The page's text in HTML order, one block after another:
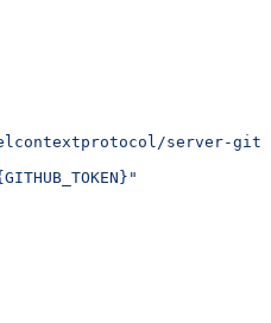
server-